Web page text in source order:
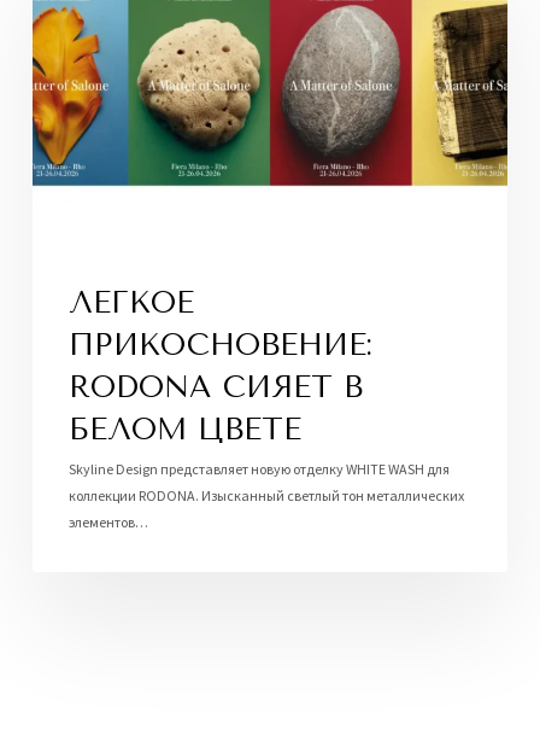
ЛЕГКОЕ
ПРИКОСНОВЕНИЕ:
RODONA СИЯЕТ В
БЕЛОМ ЦВЕТЕ
Skyline Design представляет новую отделку WHITE WASH для
коллекции RODONA. Изысканный светлый тон металлических
элементов…